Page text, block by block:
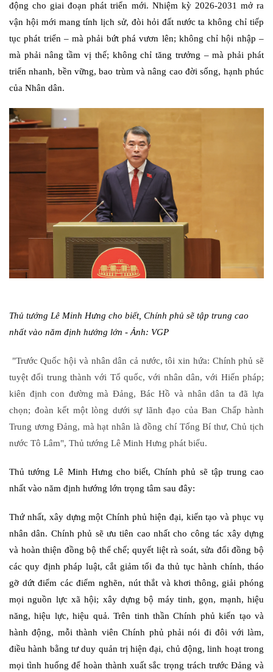
động cho giai đoạn phát triển mới. Nhiệm kỳ 2026-2031 mở ra
vận hội mới mang tính lịch sử, đòi hỏi đất nước ta không chỉ tiếp
tục phát triển – mà phải bứt phá vươn lên; không chỉ hội nhập –
mà phải nâng tầm vị thế; không chỉ tăng trưởng – mà phải phát
triển nhanh, bền vững, bao trùm và nâng cao đời sống, hạnh phúc
của Nhân dân.
Thủ tướng Lê Minh Hưng cho biết, Chính phủ sẽ tập trung cao
nhất vào năm định hướng lớn - Ảnh: VGP
"Trước Quốc hội và nhân dân cả nước, tôi xin hứa: Chính phủ sẽ
tuyệt đối trung thành với Tổ quốc, với nhân dân, với Hiến pháp;
kiên định con đường mà Đảng, Bác Hồ và nhân dân ta đã lựa
chọn; đoàn kết một lòng dưới sự lãnh đạo của Ban Chấp hành
Trung ương Đảng, mà hạt nhân là đồng chí Tổng Bí thư, Chủ tịch
nước Tô Lâm", Thủ tướng Lê Minh Hưng phát biểu.
Thủ tướng Lê Minh Hưng cho biết, Chính phủ sẽ tập trung cao
nhất vào năm định hướng lớn trọng tâm sau đây:
Thứ nhất, xây dựng một Chính phủ hiện đại, kiến tạo và phục vụ
nhân dân. Chính phủ sẽ ưu tiên cao nhất cho công tác xây dựng
và hoàn thiện đồng bộ thể chế; quyết liệt rà soát, sửa đổi đồng bộ
các quy định pháp luật, cắt giảm tối đa thủ tục hành chính, tháo
gỡ dứt điểm các điểm nghẽn, nút thắt và khơi thông, giải phóng
mọi nguồn lực xã hội; xây dựng bộ máy tinh, gọn, mạnh, hiệu
năng, hiệu lực, hiệu quả. Trên tinh thần Chính phủ kiến tạo và
hành động, mỗi thành viên Chính phủ phải nói đi đôi với làm,
điều hành bằng tư duy quản trị hiện đại, chủ động, linh hoạt trong
mọi tình huống để hoàn thành xuất sắc trọng trách trước Đảng và